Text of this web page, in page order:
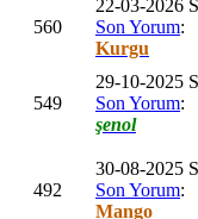
560
22-03-2026
Son Yorum:
Kurgu
549
29-10-2025
Son Yorum:
şenol
492
30-08-2025
Son Yorum:
Mango